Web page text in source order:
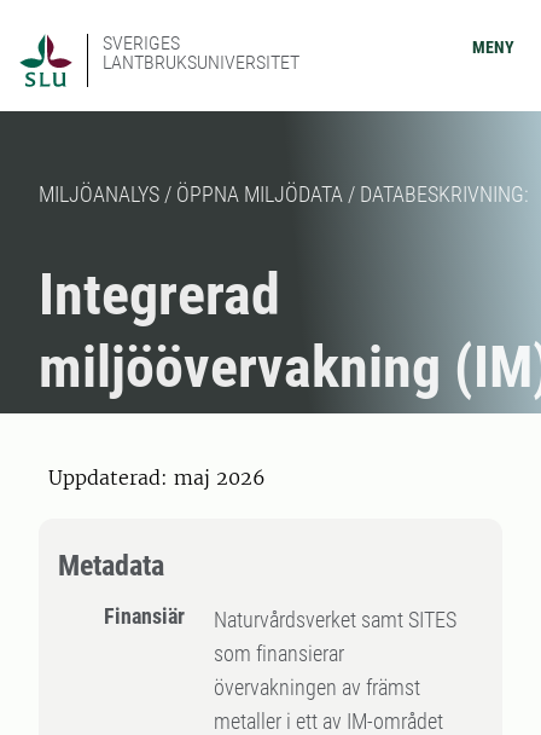
SVERIGES
LANTBRUKSUNIVERSITET
MENY
MILJÖANALYS / ÖPPNA MILJÖDATA / DATABESKRIVNING:
Integrerad
miljöövervakning
Uppdaterad: maj 2026
Metadata
Finansiär
Naturvårdsverket samt SITES
som finansierar
övervakningen av främst
metaller i ett av IM-området